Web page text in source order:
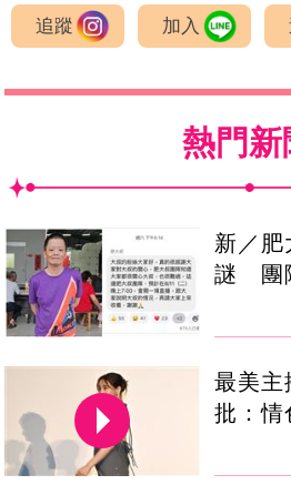
追蹤 加入
熱門新
新／肥
謎 團
最美主
批：情